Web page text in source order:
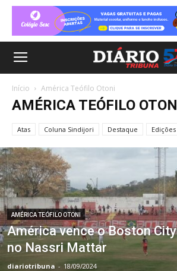
Início América Teófilo Otoni
AMÉRICA TEÓFILO
Atas Coluna Sindijori Destaque
AMÉRICA TEÓFILO OTONI
América vence o Boston
no Nassri Mattar
diariotribuna - 18/09/2024